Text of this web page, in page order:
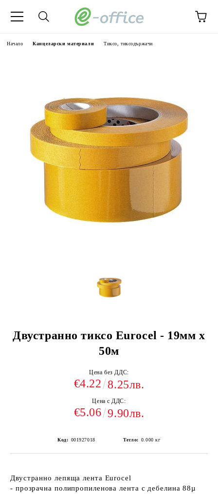
Начало Канцеларски материали Тиксо, тиксодържачи
Двустранно тиксо Eurocel - 19мм x
50м
Цена без ДДС:
€4.22 8.25лв.
Цена с ДДС:
€5.06 9.90лв.
Код: 001927018 Тегло: 0.000 кг
Двустранно лепяща лента Eurocel
- прозрачна полипропиленова лента с дебелина 88µ